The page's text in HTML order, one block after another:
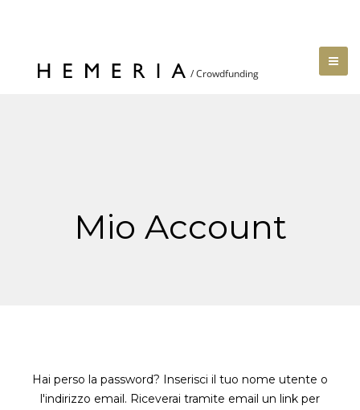
Mio Account
Hai perso la password? Inserisci il tuo nome utente o
l'indirizzo email. Riceverai tramite email un link per